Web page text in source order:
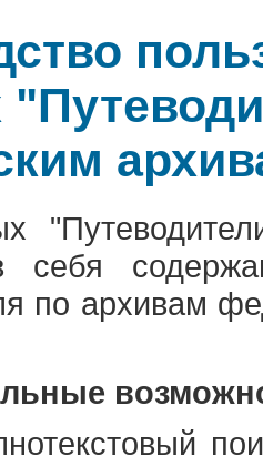
себя
по архивам